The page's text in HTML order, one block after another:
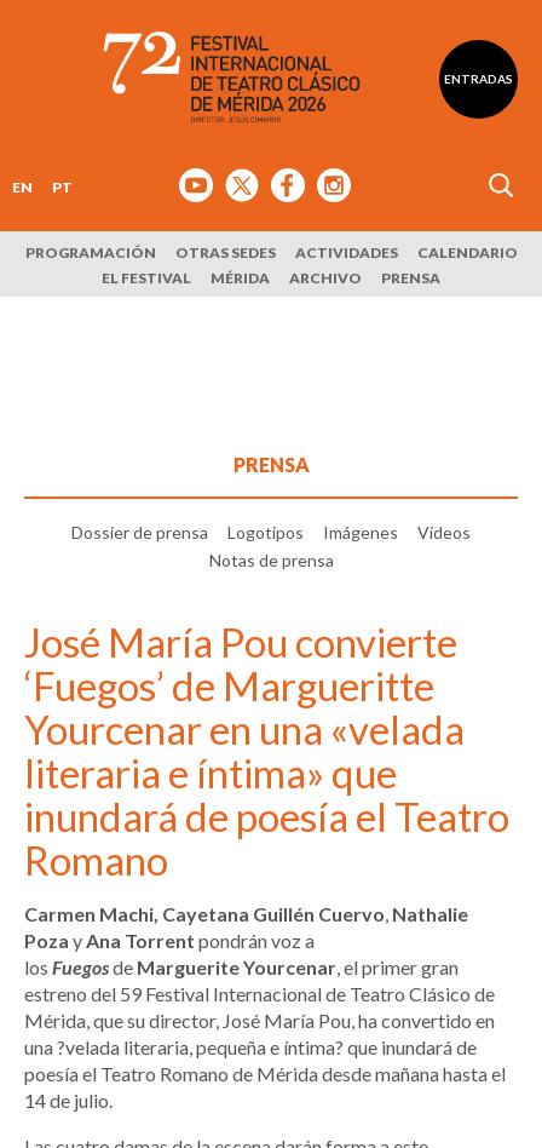
ENTRADAS
EN PT
PROGRAMACIÓN OTRAS SEDES ACTIVIDADES
CALENDARIO
EL FESTIVAL
MÉRIDA ARCHIVO PRENSA
PRENSA
Dossier de prensa Logotipos Imágenes
Vídeos
Notas de prensa
José María Pou convierte
‘Fuegos’ de Margueritte
Yourcenar en una «velada
literaria e íntima» que
inundará de poesía el Teatro
Romano
Carmen Machi, Cayetana Guillén Cuervo, Nathalie
Poza yAna Torrent pondrán voz a
los Fuegosde Marguerite Yourcenar, el primer gran
estreno del 59 Festival Internacional de Teatro Clásico de
Mérida, que su director, José María Pou, ha convertido en
una ?velada literaria, pequeña e íntima? que inundará de
poesía el Teatro Romano de Mérida desde mañana hasta el
14 de julio.